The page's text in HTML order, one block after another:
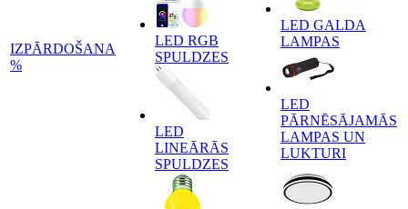
IZPĀRDOŠANA
%
LED RGB
SPULDZES
LED
LINEĀRĀS
SPULDZES
LED GALDA
LAMPAS
LED
PĀRNĒSĀJAMĀS
LAMPAS UN
LUKTURI